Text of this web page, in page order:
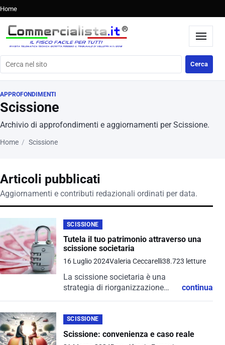
Home
Cerca nel sito Cerca
APPROFONDIMENTI
Scissione
Archivio di approfondimenti e aggiornamenti per Scissione.
Home Scissione
Articoli pubblicati
Aggiornamenti e contributi redazionali ordinati per data.
SCISSIONE
Tutela il tuo patrimonio attraverso una
scissione societaria
16 Luglio 2024Valeria Ceccarelli38.723 letture
La scissione societaria è una
strategia di riorganizzazione
redistribuendo le attività e le
passività di una società in due o
continua
SCISSIONE
Scissione: convenienza e caso reale